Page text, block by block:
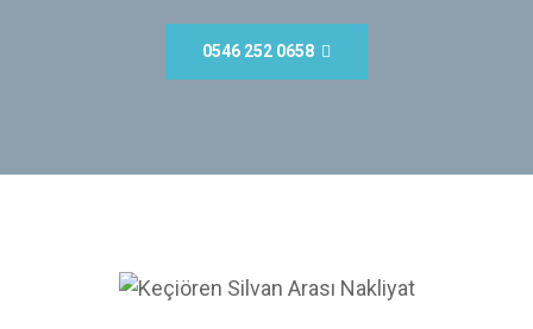
0546 252 0658